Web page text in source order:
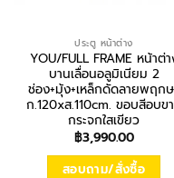
ประตู หน้าต่าง
YOU/FULL FRAME หน้าต่
บานเลื่อนอลูมิเนียม 2
ช่อง+มุ้ง+เหล็กดัดลายพฤก
ก.120xส.110cm. ขอบสีอบข
กระจกใสเขียว
฿3,990.00
สอบถาม/สั่งซื้อ